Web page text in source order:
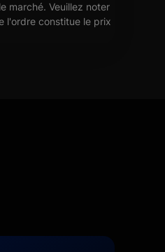
marché. Veuillez noter
l'ordre constitue le prix